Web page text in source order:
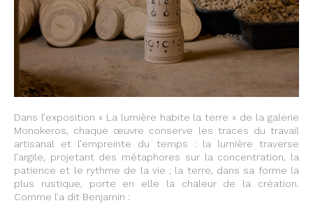
Dans l’exposition « La lumière habite la terre » de la galerie
Monokeros, chaque œuvre conserve les traces du travail
artisanal et l’empreinte du temps : la lumière traverse
l’argile, projetant des métaphores sur la concentration, la
patience et le rythme de la vie ; la terre, dans sa forme la
plus rustique, porte en elle la chaleur de la création.
Comme l’a dit Benjamin :